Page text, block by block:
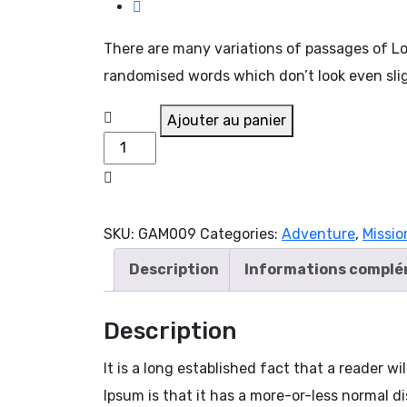
There are many variations of passages of
randomised words which don’t look even
Auto
PC
Steam
Controller
quantity
Ajouter au panier
SKU: GAM009 Categories: Adventure,
Description Informations
Description
It is a long established fact that a reader
Ipsum is that it has a more-or-less normal